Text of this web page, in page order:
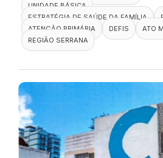
UNIDADE BÁSICA
ESTRATÉGIA DE SAÚDE DA FAMÍLIA
ATENÇÃO PRIMÁRIA
DEFIS
ATO
REGIÃO SERRANA